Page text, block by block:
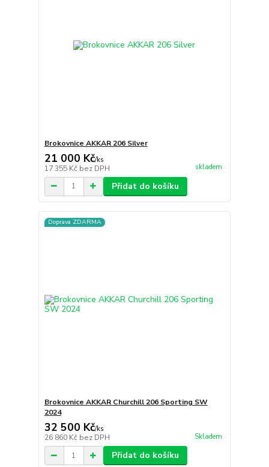
Brokovnice AKKAR 206 Silver
21 000 Kč/ks
17 355 Kč bez DPH skladem
Přidat do košíku
Doprava ZDARMA
Brokovnice AKKAR Churchill 206 Sporting SW
2024
32 500 Kč/ks
26 860 Kč bez DPH Skladem
Přidat do košíku